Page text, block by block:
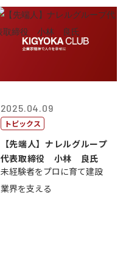
2025.04.09
トピックス
【先端人】ナレルグループ
代表取締役 小林 良氏
未経験者をプロに育て建設
業界を支える